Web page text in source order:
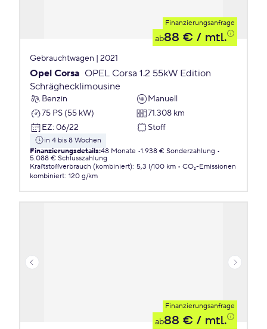
Finanzierungsanfrage
ab88 € / mtl.
Gebrauchtwagen | 2021
Opel Corsa OPEL Corsa 1.2 55kW Edition
Schräghecklimousine
Benzin
Manuell
75 PS (55 kW)
71.308 km
EZ: 06/22 Stoff
in 4 bis 8 Wochen
Finanzierungsdetails:48 Monate 1.938 € Sonderzahlung
5.088 € Schlusszahlung
Kraftstoffverbrauch (kombiniert): 5,3 l/100 km
CO₂-Emissionen
kombiniert: 120 g/km
Finanzierungsanfrage
ab88 € / mtl.